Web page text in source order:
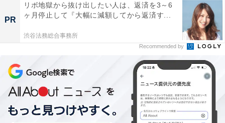
PR
リボ地獄から抜け出したい人は、返済を3～6
ヶ月停止して『大幅に減額してから返済す...
渋谷法務総合事務所
Recommended by